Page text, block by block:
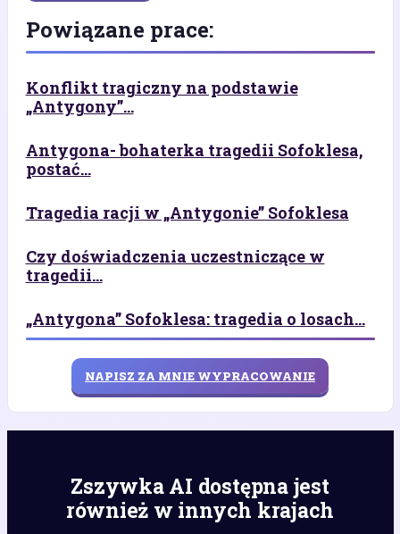
Powiązane prace:
Konflikt tragiczny na podstawie
„Antygony”...
Antygona- bohaterka tragedii Sofoklesa,
postać...
Tragedia racji w „Antygonie” Sofoklesa
Czy doświadczenia uczestniczące w
tragedii...
„Antygona” Sofoklesa: tragedia o losach...
NAPISZ ZA MNIE WYPRACOWANIE
Zszywka AI dostępna jest
również w innych krajach